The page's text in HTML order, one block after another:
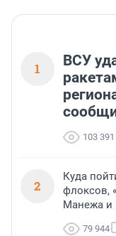
1
ВСУ
103 391
2
Куда
флоксов,
Манежа и
79 944